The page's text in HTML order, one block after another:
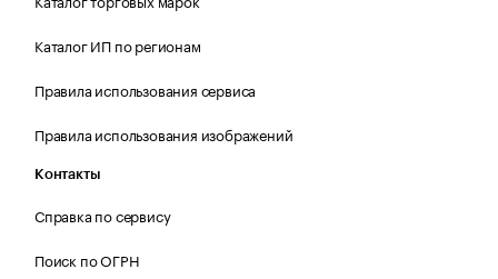
Каталог ИП по регионам
Правила использования сервиса
Правила использования изображений
Контакты
Справка по сервису
Поиск по ОГРН